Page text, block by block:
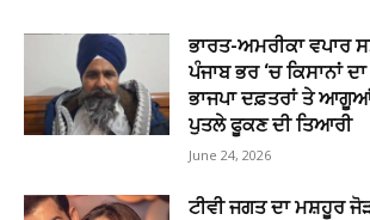
ਭਾਰਤ-ਅਮਰੀਕਾ ਵਪਾਰ
ਪੰਜਾਬ ਭਰ ‘ਚ ਕਿਸਾਨਾਂ
ਭਾਜਪਾ ਦਫ਼ਤਰਾਂ ਤੇ
ਪੁਤਲੇ ਫੂਕਣ ਦੀ ਤਿਆਰੀ
June 24, 2026
ਟੀਵੀ ਜਗਤ ਦਾ ਮਸ਼ਹੂਰ